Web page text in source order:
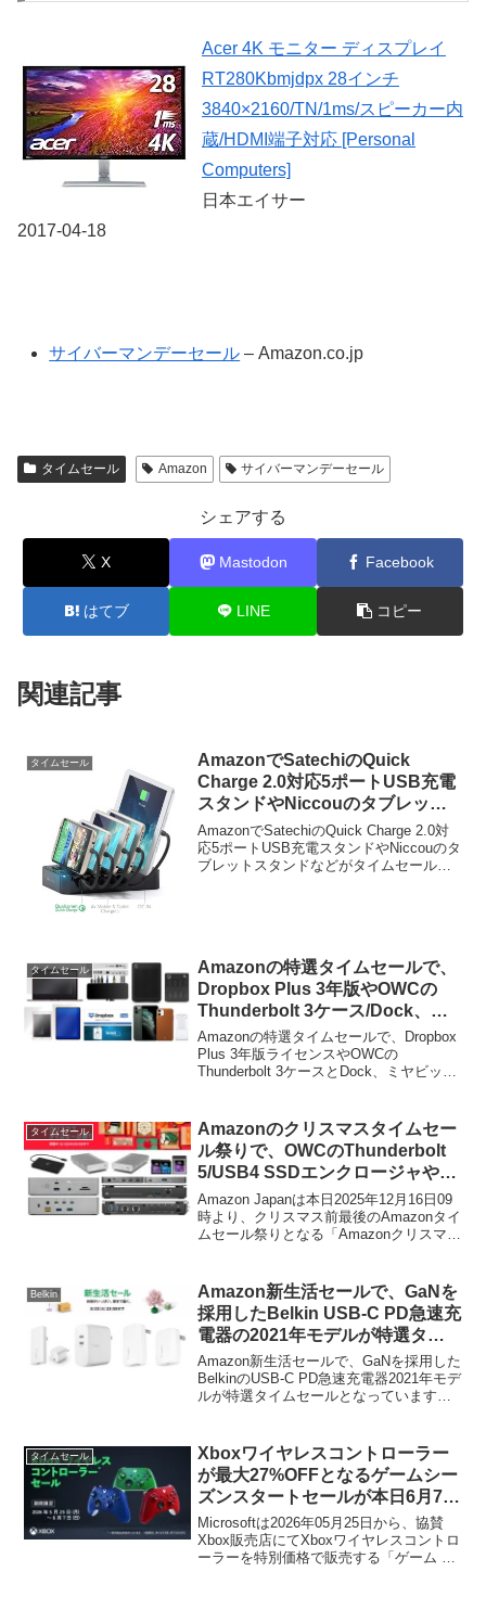
Acer 4K モニター ディスプレイ
RT280Kbmjdpx 28インチ
3840×2160/TN/1ms/スピーカー内
蔵/HDMI端子対応 [Personal
Computers]
日本エイサー
2017-04-18
サイバーマンデーセール – Amazon.co.jp
タイムセール Amazon サイバーマンデーセール
シェアする
X Mastodon Facebook
はてブ LINE コピー
関連記事
タイムセール
AmazonでSatechiのQuick
Charge 2.0対応5ポートUSB充電
スタンドやNiccouのタブレット
スタンドなどがタイムセール中。
AmazonでSatechiのQuick Charge 2.0対
応5ポートUSB充電スタンドやNiccouのタ
ブレットスタンドなどがタイムセール中
タイムセール
Amazonの特選タイムセールで、
Dropbox Plus 3年版やOWCの
Thunderbolt 3ケース/Dock、
SpigenのiPhone用ケースなどが
特別価格で販売中。
Amazonの特選タイムセールで、Dropbox
Plus 3年版ライセンスやOWCの
Thunderbolt 3ケースとDock、ミヤビック
詳細は以下から。
タイムセール
Amazonのクリスマスタイムセー
ル祭りで、OWCのThunderbolt
5/USB4 SSDエンクロージャや
10GbEを2基備えたドッキングス
テーション、SDXC/CFexpress
カードなどがタイムセール中。
Amazon Japanは本日2025年12月16日09
時より、クリスマス前最後のAmazonタイ
ムセール祭りとなる「Amazonクリスマ
SSDケースやThunderboltハブ/ドッキング
ステーションなどがタイムセールとなっ
ています。
Belkin
Amazon新生活セールで、GaNを
採用したBelkin USB-C PD急速充
電器の2021年モデルが特選タイ
ムセール中。
Amazon新生活セールで、GaNを採用した
BelkinのUSB-C PD急速充電器2021年モデ
ルが特選タイムセールとなっています。
タイムセール
Xboxワイヤレスコントローラー
が最大27%OFFとなるゲームシー
ズンスタートセールが本日6月7日
まで開催中。
Microsoftは2026年05月25日から、協賛
Xbox販売店にてXboxワイヤレスコントロ
ーラーを特別価格で販売する「ゲーム シ